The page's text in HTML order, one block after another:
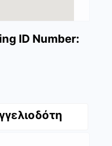
ID Number: